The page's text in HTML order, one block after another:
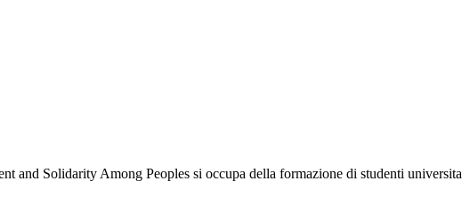
and Solidarity Among Peoples si occupa della formazione di studenti